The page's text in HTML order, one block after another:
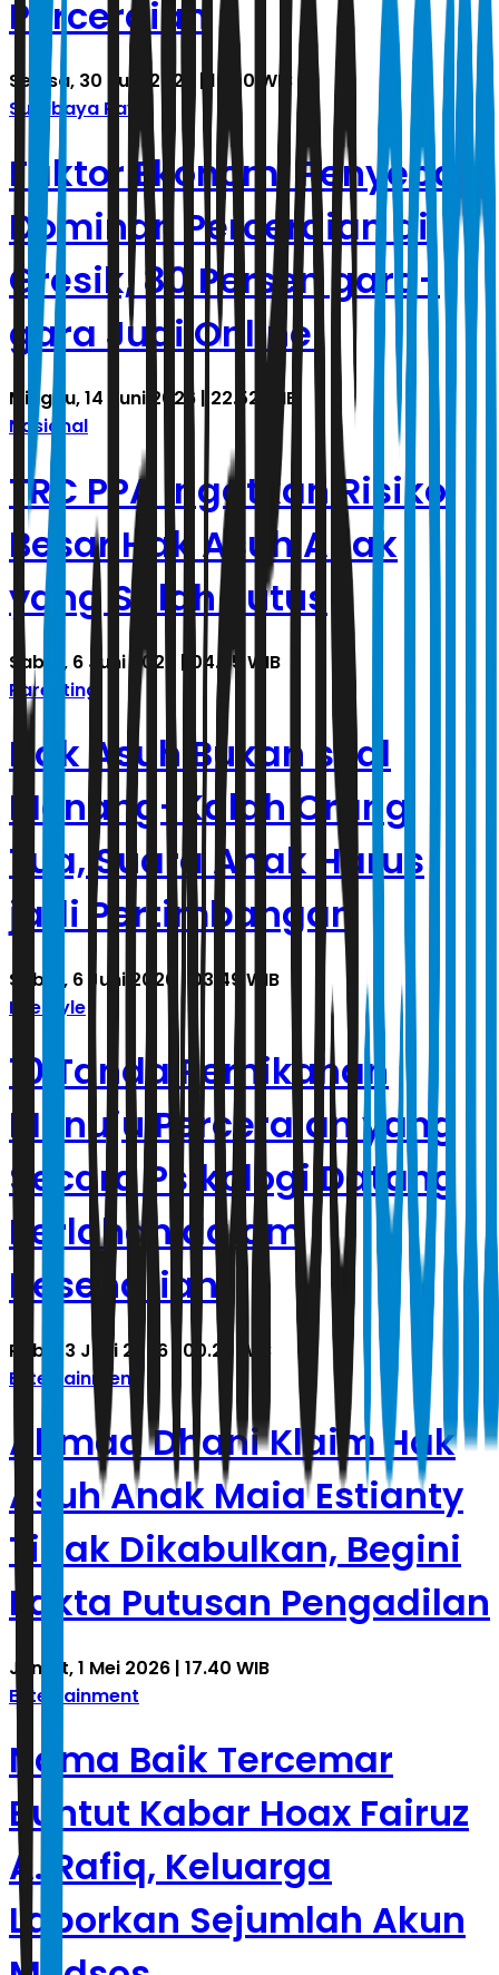
Perceraian
Selasa, 30 Juni 2026 | 16.50 WIB
Surabaya Raya
Faktor Ekonomi Penyebab
Dominan Perceraian di
Gresik, 80 Persen gara-
gara Judi Online
Minggu, 14 Juni 2026 | 22.52 WIB
Nasional
TRC PPA Ingatkan Risiko
Besar Hak Asuh Anak
yang Salah Putus
Sabtu, 6 Juni 2026 | 04.05 WIB
Parenting
Hak Asuh Bukan soal
Menang-Kalah Orang
Tua, Suara Anak Harus
jadi Pertimbangan
Sabtu, 6 Juni 2026 | 03.49 WIB
Lifestyle
10 Tanda Pernikahan
Menuju Perceraian yang
Secara Psikologi Datang
Perlahan dalam
Keseharian
Rabu, 3 Juni 2026 | 00.23 WIB
Entertainment
Ahmad Dhani Klaim Hak
Asuh Anak Maia Estianty
Tidak Dikabulkan, Begini
Fakta Putusan Pengadilan
Jumat, 1 Mei 2026 | 17.40 WIB
Entertainment
Nama Baik Tercemar
Buntut Kabar Hoax Fairuz
A. Rafiq, Keluarga
Laporkan Sejumlah Akun